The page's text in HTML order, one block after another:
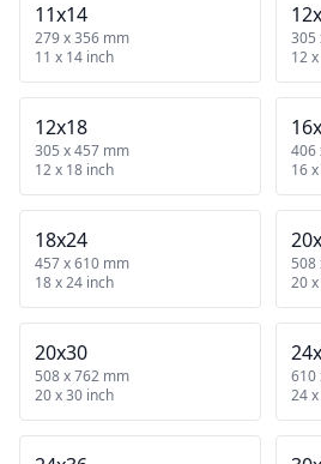
11x14
279 x 356 mm
11 x 14 inch
305
12
12x18
305 x 457 mm
12 x 18 inch
406
16
18x24
457 x 610 mm
18 x 24 inch
508
20
20x30
508 x 762 mm
20 x 30 inch
610
24